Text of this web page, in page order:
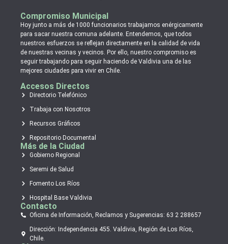
Compromiso Municipal
Hoy junto a más de 1000 funcionarios trabajamos enérgicamente
para sacar nuestra comuna adelante. Entendemos, que todos
nuestros esfuerzos se reflejan directamente en la calidad de vida
de nuestras vecinas y vecinos. Por ello, nuestro compromiso es
seguir trabajando para seguir haciendo de Valdivia una de las
mejores ciudades para vivir en Chile.
Accesos Directos
Directorio Telefónico
Trabaja con Nosotros
Recursos Gráficos
Repositorio Documental
Más de la Ciudad
Gobierno Regional
Seremi de Salud
Fomento Los Ríos
Hospital Base Valdivia
Contacto
Oficina de Información, Reclamos y Sugerencias: 63 2 288657
Dirección: Independencia 455. Valdivia, Región de Los Ríos,
Chile.